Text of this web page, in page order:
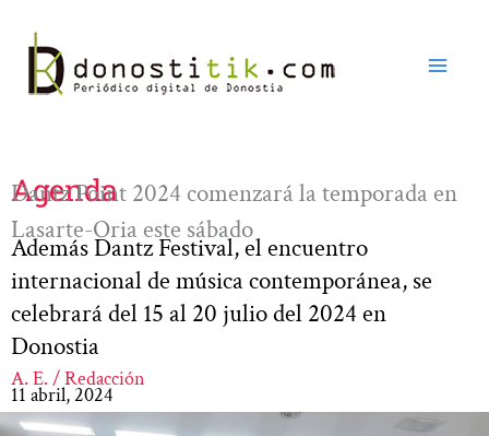
contenido
Agenda
Dantz Point 2024 comenzará la temporada en
Lasarte-Oria este sábado
Además Dantz Festival, el encuentro
internacional de música contemporánea, se
celebrará del 15 al 20 julio del 2024 en
Donostia
A. E. / Redacción
11 abril, 2024